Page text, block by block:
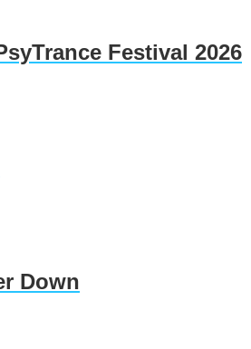
Festival 2026
Down